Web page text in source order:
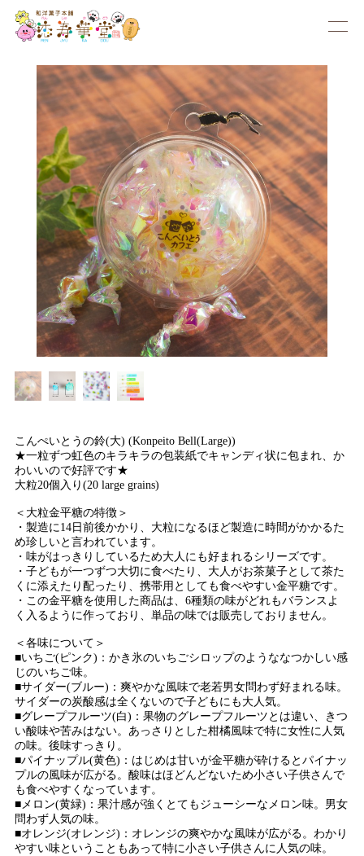
こんぺいとうの鈴(大) (Konpeito Bell(Large))
★一粒ずつ虹色のキラキラの包装紙でキャンディ状に包まれ、か
わいいので好評です★
大粒20個入り(20 large grains)
＜大粒金平糖の特徴＞
・製造に14日前後かかり、大粒になるほど製造に時間がかかるた
め珍しいと言われています。
・味がはっきりしているため大人にも好まれるシリーズです。
・子どもが一つずつ大切に食べたり、大人がお茶菓子として茶た
くに添えたり配ったり、携帯用としても食べやすい金平糖です。
・この金平糖を使用した商品は、6種類の味がどれもバランスよ
く入るように作っており、単品の味では販売しておりません。
＜各味について＞
■いちご(ピンク)：かき氷のいちごシロップのようななつかしい感
じのいちご味。
■サイダー(ブルー)：爽やかな風味で老若男女問わず好まれる味。
サイダーの炭酸感は全くないので子どもにも大人気。
■グレープフルーツ(白)：果物のグレープフルーツとは違い、きつ
い酸味や苦みはない。あっさりとした柑橘風味で特に女性に人気
の味。後味すっきり。
■パイナップル(黄色)：はじめは甘いが金平糖が砕けるとパイナッ
プルの風味が広がる。酸味はほどんどないため小さい子供さんで
も食べやすくなっています。
■メロン(黄緑)：果汁感が強くとてもジューシーなメロン味。男女
問わず人気の味。
■オレンジ(オレンジ)：オレンジの爽やかな風味が広がる。わかり
やすい味ということもあって特に小さい子供さんに人気の味。